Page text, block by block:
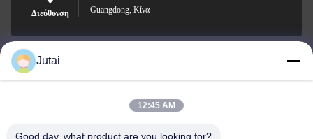
Διεύθυνση
Guangdong, Κίνα
jutaisales18@gmail.com
Jutai
12:45 AM
Good day, what product are you looking for?